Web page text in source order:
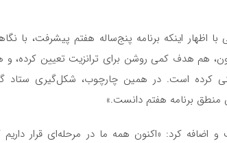
اینکه برنامه پنج‌ساله هفتم پیشرفت، با
هم هدف کمی روشن برای ترانزیت تعیین کرده، و
کرده است. در همین چارچوب، شکل‌گیری ستاد
منطق برنامه هفتم دانست.»
اضافه کرد: «اکنون همه ما در مرحله‌ای قرار داریم